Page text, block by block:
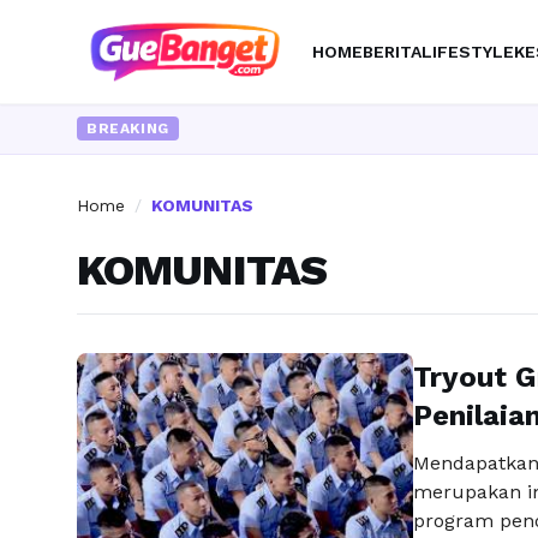
HOMEBERITALIFESTYLE
BREAKING
Home / KOMUNITAS
KOMUNITAS
Tryout
merupakan
program